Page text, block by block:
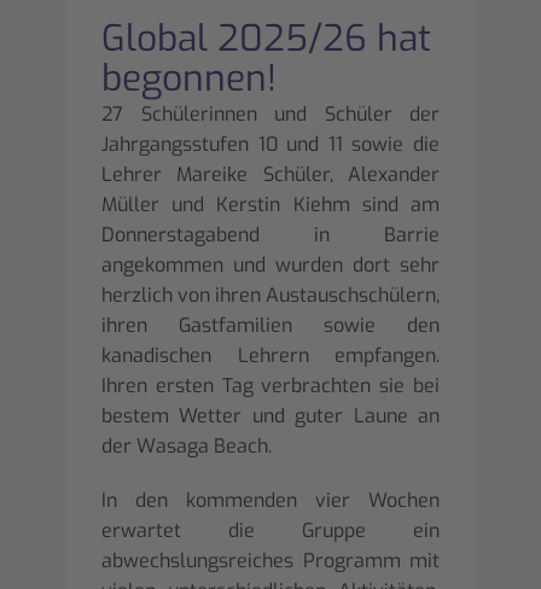
Global 2025/26 hat
begonnen!
27 Schülerinnen und Schüler der
Jahrgangsstufen 10 und 11 sowie die
Lehrer Mareike Schüler, Alexander
Müller und Kerstin Kiehm sind am
Donnerstagabend in Barrie
angekommen und wurden dort sehr
herzlich von ihren Austauschschülern,
ihren Gastfamilien sowie den
kanadischen Lehrern empfangen.
Ihren ersten Tag verbrachten sie bei
bestem Wetter und guter Laune an
der Wasaga Beach.
In den kommenden vier Wochen
erwartet die Gruppe ein
abwechslungsreiches Programm mit